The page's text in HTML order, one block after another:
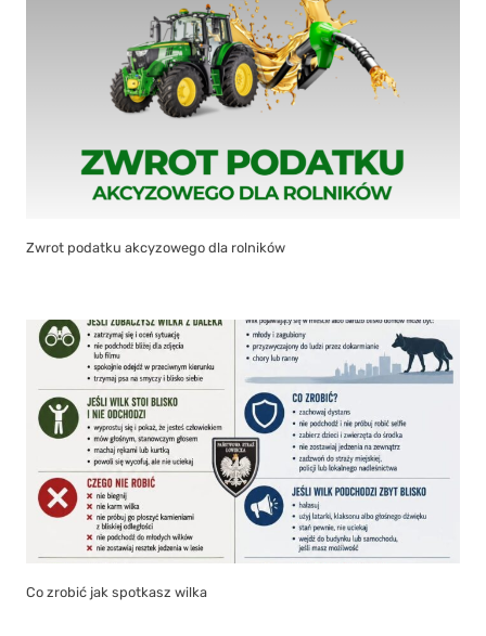
Zwrot podatku akcyzowego dla rolników
Co zrobić jak spotkasz wilka